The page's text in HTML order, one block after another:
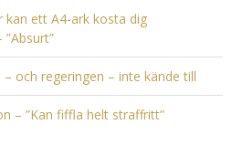
kan ett A4-ark kosta dig
och regeringen – inte kände till
– ”Kan fiffla helt straffritt”